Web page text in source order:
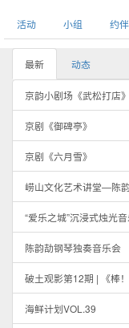
活动 小组 约伴
最新 动态
京韵小剧场《武松打店
京剧《御碑亭》
京剧《六月雪》
崂山文化艺术讲堂—陈
“爱乐之城”沉浸式烛光
陈韵劼钢琴独奏音乐会
破土观影第12期 | 《棒！
海鲜计划VOL.39